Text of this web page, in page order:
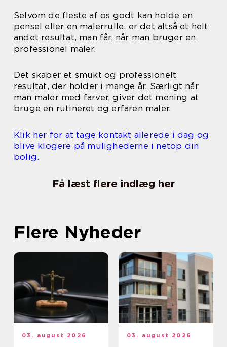
Selvom de fleste af os godt kan holde en
pensel eller en malerrulle, er det altså et helt
andet resultat, man får, når man bruger en
professionel maler.
Det skaber et smukt og professionelt
resultat, der holder i mange år. Særligt når
man maler med farver, giver det mening at
bruge en rutineret og erfaren maler.
Klik her for at tage kontakt allerede i dag og
blive klogere på mulighederne i netop din
bolig.
Få læst flere indlæg her
Flere Nyheder
03. august 2026 03. august 2026